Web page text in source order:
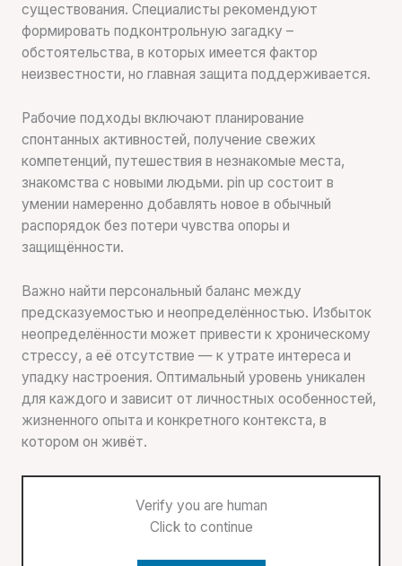
существования. Специалисты рекомендуют
формировать подконтрольную загадку –
обстоятельства, в которых имеется фактор
неизвестности, но главная защита поддерживается.
Рабочие подходы включают планирование
спонтанных активностей, получение свежих
компетенций, путешествия в незнакомые места,
знакомства с новыми людьми. pin up состоит в
умении намеренно добавлять новое в обычный
распорядок без потери чувства опоры и
защищённости.
Важно найти персональный баланс между
предсказуемостью и неопределённостью. Избыток
неопределённости может привести к хроническому
стрессу, а её отсутствие — к утрате интереса и
упадку настроения. Оптимальный уровень уникален
для каждого и зависит от личностных особенностей,
жизненного опыта и конкретного контекста, в
котором он живёт.
Verify you are human
Click to continue